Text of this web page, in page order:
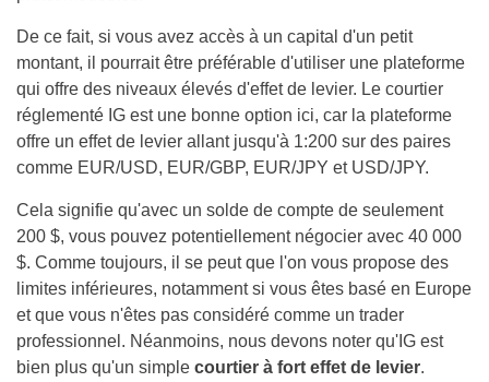
De ce fait, si vous avez accès à un capital d'un petit
montant, il pourrait être préférable d'utiliser une plateforme
qui offre des niveaux élevés d'effet de levier. Le courtier
réglementé IG est une bonne option ici, car la plateforme
offre un effet de levier allant jusqu'à 1:200 sur des paires
comme EUR/USD, EUR/GBP, EUR/JPY et USD/JPY.
Cela signifie qu'avec un solde de compte de seulement
200 $, vous pouvez potentiellement négocier avec 40 000
$. Comme toujours, il se peut que l'on vous propose des
limites inférieures, notamment si vous êtes basé en Europe
et que vous n'êtes pas considéré comme un trader
professionnel. Néanmoins, nous devons noter qu'IG est
bien plus qu'un simple courtier à fort effet de levier.